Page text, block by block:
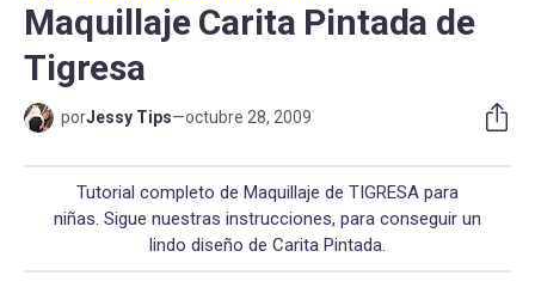
Maquillaje Carita Pintada de
Tigresa
porJessy Tips—octubre 28, 2009
Tutorial completo de Maquillaje de TIGRESA para
niñas. Sigue nuestras instrucciones, para conseguir un
lindo diseño de Carita Pintada.